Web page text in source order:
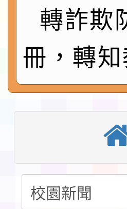
鎮韌性（
「115年
本校115
第3次招
檢送「桃
程安排一
「桃園市
展演活動
請一案
教育部校
報
淨零綠領
轉詐欺
冊，轉